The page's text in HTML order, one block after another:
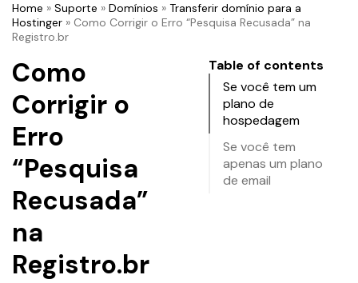
Home » Suporte » Domínios » Transferir domínio para a
Hostinger » Como Corrigir o Erro “Pesquisa Recusada” na
Registro.br
Como
Corrigir o
Erro
“Pesquisa
Recusada”
na
Registro.br
Table of contents
Se você tem um
plano de
hospedagem
Se você tem
apenas um plano
de email